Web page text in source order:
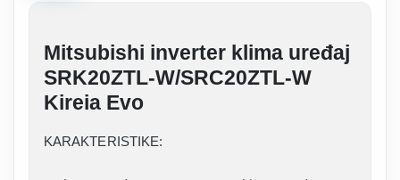
Mitsubishi inverter klima uređaj
SRK20ZTL-W/SRC20ZTL-W
Kireia Evo
KARAKTERISTIKE: